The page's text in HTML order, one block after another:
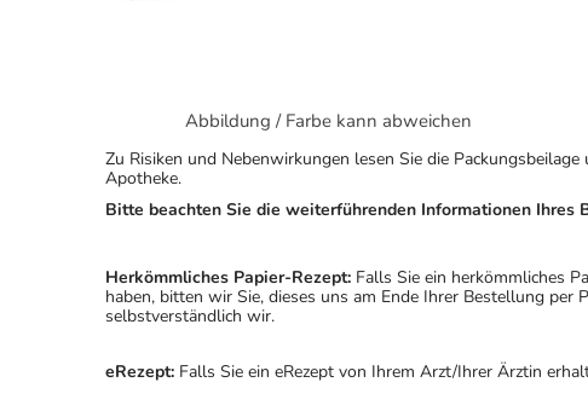
Abbildung / Farbe kann abweichen
Zu Risiken und Nebenwirkungen lesen Sie die
Apotheke.
Bitte beachten Sie die weiterführenden Informationen Ihres
Herkömmliches Papier-Rezept: Falls Sie ein herkömmliches
haben, bitten wir Sie, dieses uns am Ende Ihrer Bestellung per
selbstverständlich wir.
eRezept: Falls Sie ein eRezept von Ihrem Arzt/Ihrer Ärztin